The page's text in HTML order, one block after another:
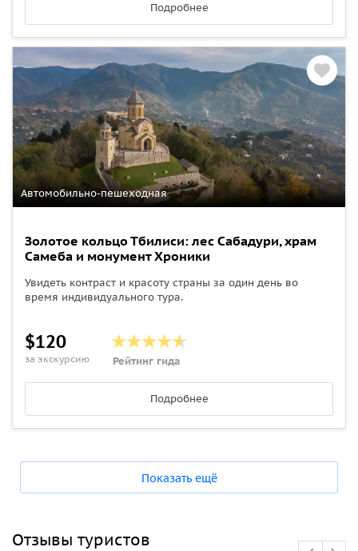
Подробнее
Автомобильно-пешеходная
Золотое кольцо Тбилиси: лес Сабадури, храм
Самеба и монумент Хроники
Увидеть контраст и красоту страны за один день во
время индивидуального тура.
$120
за экскурсию Рейтинг гида
Подробнее
Показать ещё
Отзывы туристов